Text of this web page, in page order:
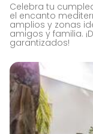
Celebra tu
el encanto
amplios y zonas
amigos y familia.
garantizados!